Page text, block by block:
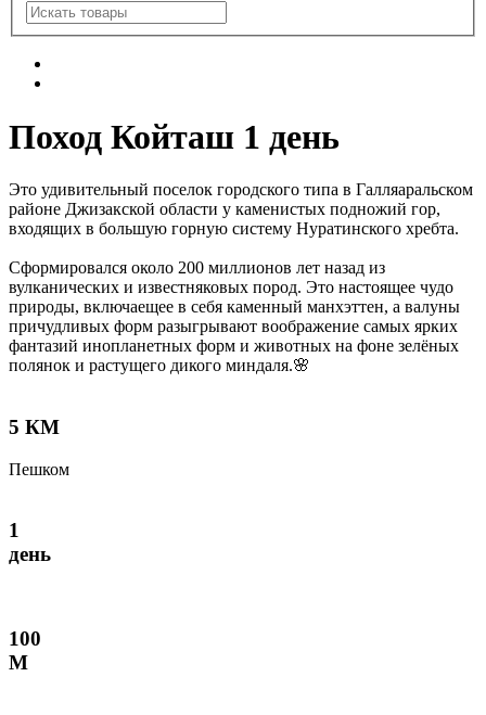
Поход Койташ 1 день
Это удивительный поселок городского типа в Галляаральском
районе Джизакской области у каменистых подножий гор,
входящих в большую горную систему Нуратинского хребта.
Сформировался около 200 миллионов лет назад из
вулканических и известняковых пород. Это настоящее чудо
природы, включаещее в себя каменный манхэттен, а валуны
причудливых форм разыгрывают воображение самых ярких
фантазий инопланетных форм и животных на фоне зелёных
полянок и растущего дикого миндаля.🌸
5 КМ
Пешком
1
день
100
М